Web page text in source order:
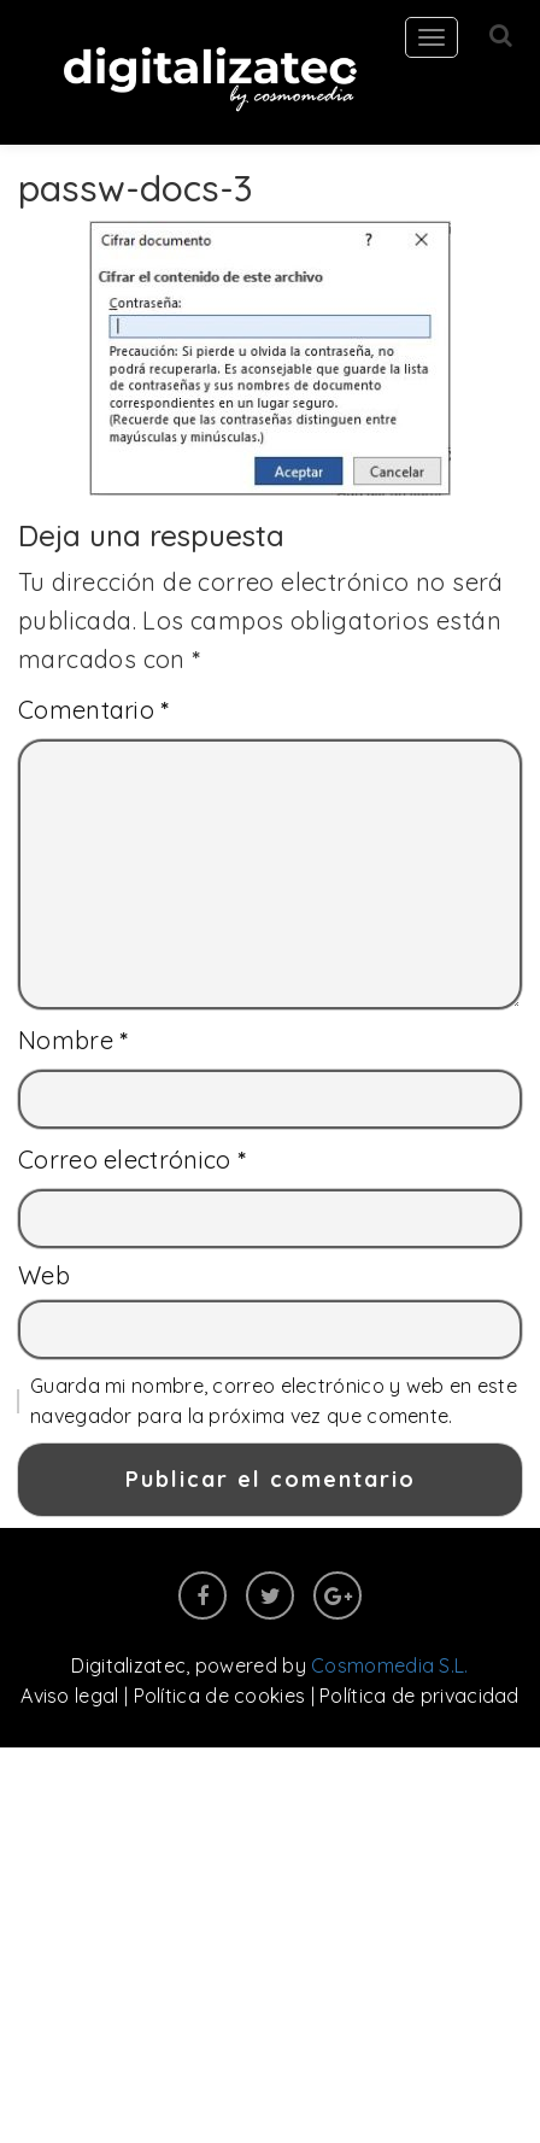
Toggle
navigation
passw-docs-3
Deja una respuesta
Tu dirección de correo electrónico no será
publicada. Los campos obligatorios están
marcados con*
Comentario*
Nombre*
Correo electrónico *
Web
Guarda mi nombre, correo electrónico y web en este
navegador para la próxima vez que comente.
Digitalizatec , powered by Cosmomedia S.L.
Aviso legal | Política de cookies | Política de privacidad